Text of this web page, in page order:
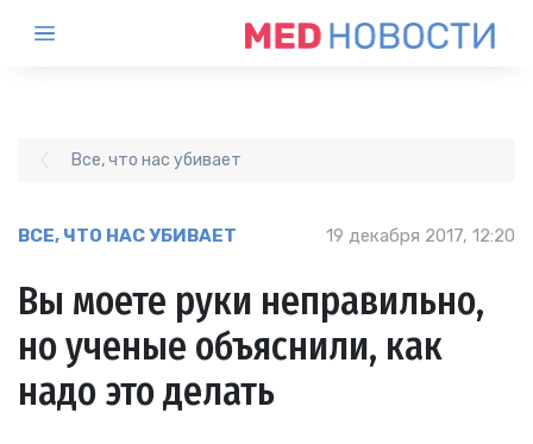
Все, что нас убивает
ВСЕ, ЧТО НАС УБИВАЕТ 19 декабря 2017, 12:20
Вы моете руки неправильно,
но ученые объяснили, как
надо это делать